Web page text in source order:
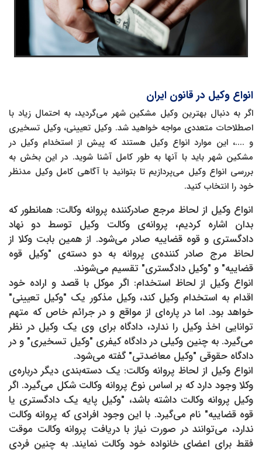
انواع وکیل در قانون ایران
اگر به دنبال بهترین وکیل مشکین شهر می‌گردید، به احتمال زیاد با
اصطلاحات متعددی مواجه خواهید شد. وکیل تعیینی، وکیل تسخیری
و ....، این موارد انواع وکیل هستند که پیش از استخدام وکیل در
مشکین شهر باید با آنها به طور کامل آشنا شوید. در این بخش به
بررسی انواع وکیل می‌پردازیم تا بتوانید با آگاهی کامل وکیل مدنظر
خود را انتخاب کنید.
انواع وکیل از لحاظ مرجع صادرکننده پروانه وکالت: همانطور که
بدان اشاره کردیم، پروانه‌ی وکالت وکیل توسط دو نهاد
دادگستری و قوه قضاییه صادر می‌شود. از همین بابت وکلا از
لحاظ مرج صادر کننده‌ی پروانه به دو دسته‌ی "وکیل قوه
قضاییه" و "وکیل دادگستری" تقسیم می‌شوند.
انواع وکیل از لحاظ استخدام: اگر موکل با قصد و اراده خود
اقدام به استخدام وکیل کند، وکیل مذکور یک "وکیل تعیینی"
خواهد بود. اما در پاره‌ای از مواقع و در جرائم خاص که متهم
توانایی اخذ وکیل را ندارد، دادگاه برای وی یک وکیل در نظر
می‌گیرد. به چنین وکیلی در دادگاه‌ کیفری "وکیل تسخیری" و در
دادگاه حقوقی "وکیل معاضدتی" گفته می‌شود.
انواع وکیل از لحاظ پروانه وکالت: یک دسته‌بندی دیگر درباره‌ی
وکلا وجود دارد که بر اساس نوع پروانه وکالت شکل می‌گیرد. اگر
وکیل پروانه وکالت داشته باشد، "وکیل پایه یک دادگستری یا
قوه قضاییه" نام می‌گیرد. با این وجود افرادی که پروانه وکالت
ندارد، می‌توانند در صورت نیاز با دریافت پروانه وکالت موقت
فقط برای اعضای خانواده خود وکالت نمایند. به چنین فردی